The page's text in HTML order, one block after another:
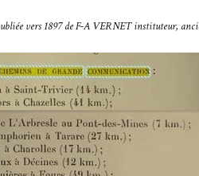
vers 1897 de F-A VERNET instituteur,